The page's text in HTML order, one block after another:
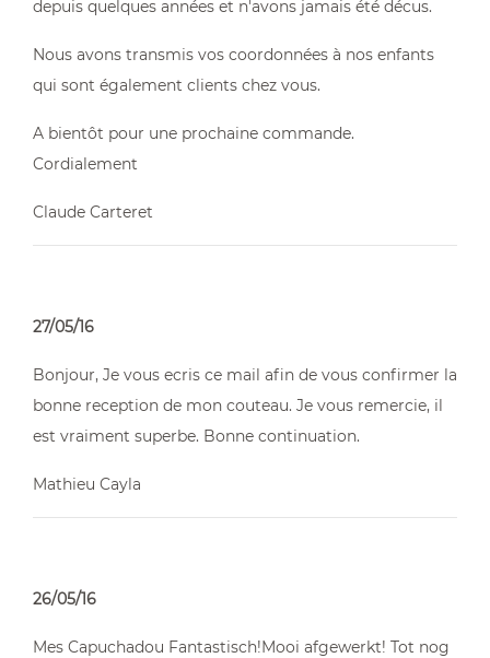
depuis quelques années et n'avons jamais été décus.
Nous avons transmis vos coordonnées à nos enfants
qui sont également clients chez vous.
A bientôt pour une prochaine commande.
Cordialement
Claude Carteret
27/05/16
Bonjour, Je vous ecris ce mail afin de vous confirmer la
bonne reception de mon couteau. Je vous remercie, il
est vraiment superbe. Bonne continuation.
Mathieu Cayla
26/05/16
Mes Capuchadou Fantastisch!Mooi afgewerkt! Tot nog